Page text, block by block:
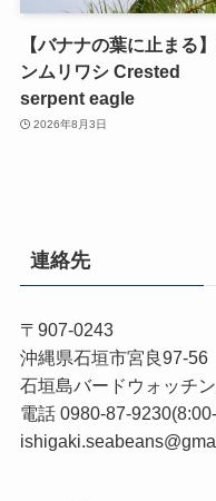
【バナナの葉に止まる
ンムリワシ Crested
serpent eagle
2026年8月3日
連絡先
〒907-0243
沖縄県石垣市宮良97-56
石垣島バードウォッチ
電話 0980-87-